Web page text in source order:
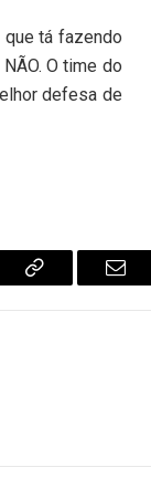
que tá fazendo
O time do
defesa de
Copiar
E-